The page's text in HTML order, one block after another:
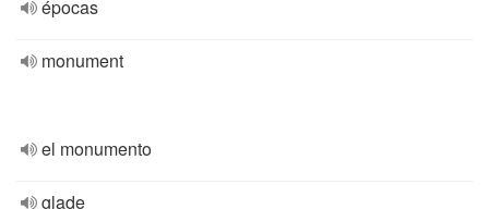
épocas
monument
el monumento
glade